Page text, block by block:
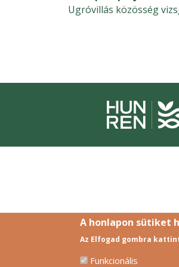
Ugróvillás közösség
A honlapon sütiket
Az Elfogad gombra
Funkcionális